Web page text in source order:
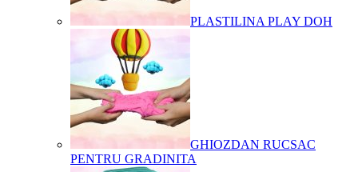
PLASTILINA PLAY DOH
GHIOZDAN RUCSAC
PENTRU GRADINITA